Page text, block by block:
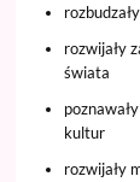
rozwijały
świata
kultur
rozwijały